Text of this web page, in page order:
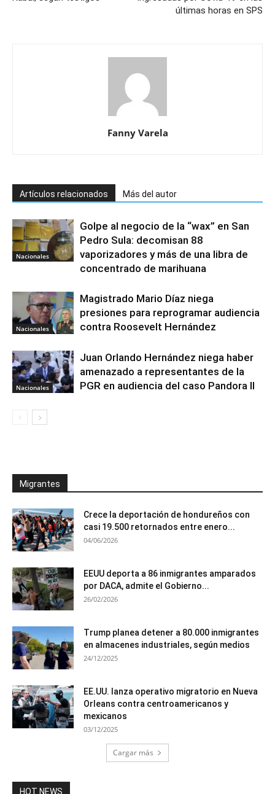
últimas horas en SPS
Fanny Varela
Artículos relacionados Más del autor
Nacionales
Golpe al negocio de la “wax” en San
Pedro Sula: decomisan 88
vaporizadores y más de una libra de
concentrado de marihuana
Nacionales
Magistrado Mario Díaz niega
presiones para reprogramar audiencia
contra Roosevelt Hernández
Nacionales
Juan Orlando Hernández niega haber
amenazado a representantes de la
PGR en audiencia del caso Pandora II
Migrantes
Crece la deportación de hondureños con
casi 19.500 retornados entre enero...
04/06/2026
EEUU deporta a 86 inmigrantes amparados
por DACA, admite el Gobierno...
26/02/2026
Trump planea detener a 80.000 inmigrantes
en almacenes industriales, según medios
24/12/2025
EE.UU. lanza operativo migratorio en Nueva
Orleans contra centroamericanos y
mexicanos
03/12/2025
Cargar más
HOT NEWS